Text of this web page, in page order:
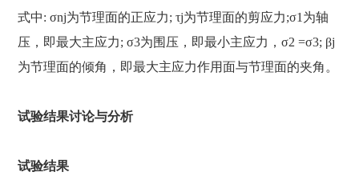
式中: σnj为节理面的正应力; τj为节理面的剪应力;σ1为轴
压，即最大主应力; σ3为围压，即最小主应力，σ2 =σ3; βj
为节理面的倾角，即最大主应力作用面与节理面的夹角。
试验结果讨论与分析
试验结果